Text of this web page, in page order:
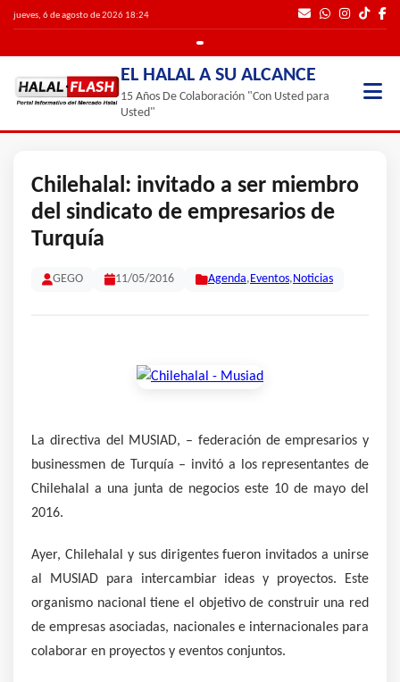
jueves, 6 de agosto de 2026 18:24
EL HALAL A SU ALCANCE
15 Años De Colaboración "Con Usted para
Usted"
Chilehalal: invitado a ser miembro
del sindicato de empresarios de
Turquía
GEGO 11/05/2016 Agenda, Eventos, Noticias
La directiva del MUSIAD, – federación de empresarios y
businessmen de Turquía – invitó a los representantes de
Chilehalal a una junta de negocios este 10 de mayo del
2016.
Ayer, Chilehalal y sus dirigentes fueron invitados a unirse
al MUSIAD para intercambiar ideas y proyectos. Este
organismo nacional tiene el objetivo de construir una red
de empresas asociadas, nacionales e internacionales para
colaborar en proyectos y eventos conjuntos.